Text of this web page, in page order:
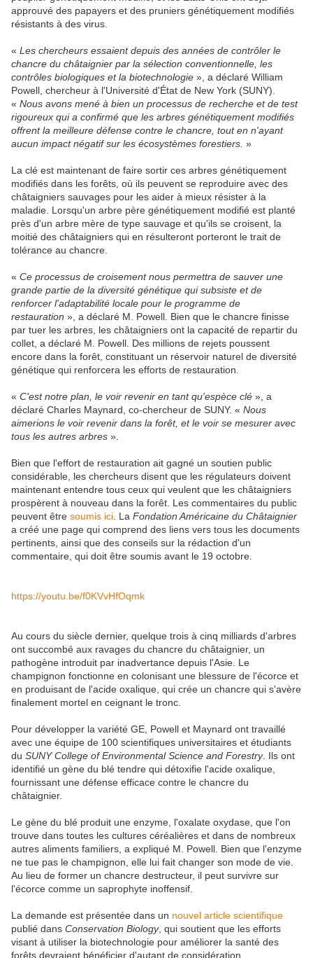
approuvé des papayers et des pruniers génétiquement modifiés
résistants à des virus.
« Les chercheurs essaient depuis des années de contrôler le
chancre du châtaignier par la sélection conventionnelle, les
contrôles biologiques et la biotechnologie », a déclaré William
Powell, chercheur à l'Université d'État de New York (SUNY).
« Nous avons mené à bien un processus de recherche et de test
rigoureux qui a confirmé que les arbres génétiquement modifiés
offrent la meilleure défense contre le chancre, tout en n'ayant
aucun impact négatif sur les écosystèmes forestiers. »
La clé est maintenant de faire sortir ces arbres génétiquement
modifiés dans les forêts, où ils peuvent se reproduire avec des
châtaigniers sauvages pour les aider à mieux résister à la
maladie. Lorsqu'un arbre père génétiquement modifié est planté
près d'un arbre mère de type sauvage et qu'ils se croisent, la
moitié des châtaigniers qui en résulteront porteront le trait de
tolérance au chancre.
« Ce processus de croisement nous permettra de sauver une
grande partie de la diversité génétique qui subsiste et de
renforcer l'adaptabilité locale pour le programme de
restauration », a déclaré M. Powell. Bien que le chancre finisse
par tuer les arbres, les châtaigniers ont la capacité de repartir du
collet, a déclaré M. Powell. Des millions de rejets poussent
encore dans la forêt, constituant un réservoir naturel de diversité
génétique qui renforcera les efforts de restauration.
« C'est notre plan, le voir revenir en tant qu'espèce clé », a
déclaré Charles Maynard, co-chercheur de SUNY. « Nous
aimerions le voir revenir dans la forêt, et le voir se mesurer avec
tous les autres arbres ».
Bien que l'effort de restauration ait gagné un soutien public
considérable, les chercheurs disent que les régulateurs doivent
maintenant entendre tous ceux qui veulent que les châtaigniers
prospèrent à nouveau dans la forêt. Les commentaires du public
peuvent être soumis ici . La Fondation Américaine du Châtaignier
a créé une page qui comprend des liens vers tous les documents
pertinents, ainsi que des conseils sur la rédaction d'un
commentaire, qui doit être soumis avant le 19 octobre.
https://youtu.be/f0KVvHfOqmk
Au cours du siècle dernier, quelque trois à cinq milliards d'arbres
ont succombé aux ravages du chancre du châtaignier, un
pathogène introduit par inadvertance depuis l'Asie. Le
champignon fonctionne en colonisant une blessure de l'écorce et
en produisant de l'acide oxalique, qui crée un chancre qui s'avère
finalement mortel en ceignant le tronc.
Pour développer la variété GE, Powell et Maynard ont travaillé
avec une équipe de 100 scientifiques universitaires et étudiants
du SUNY College of Environmental Science and Forestry. Ils ont
identifié un gène du blé tendre qui détoxifie l'acide oxalique,
fournissant une défense efficace contre le chancre du
châtaignier.
Le gène du blé produit une enzyme, l'oxalate oxydase, que l'on
trouve dans toutes les cultures céréalières et dans de nombreux
autres aliments familiers, a expliqué M. Powell. Bien que l'enzyme
ne tue pas le champignon, elle lui fait changer son mode de vie.
Au lieu de former un chancre destructeur, il peut survivre sur
l'écorce comme un saprophyte inoffensif.
La demande est présentée dans un nouvel article scientifique
publié dans Conservation Biology, qui soutient que les efforts
visant à utiliser la biotechnologie pour améliorer la santé des
forêts devraient bénéficier d'autant de considération,